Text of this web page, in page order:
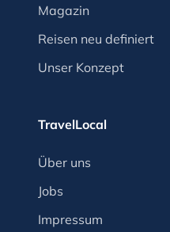
Magazin
Reisen neu definiert
Unser Konzept
TravelLocal
Über uns
Jobs
Impressum